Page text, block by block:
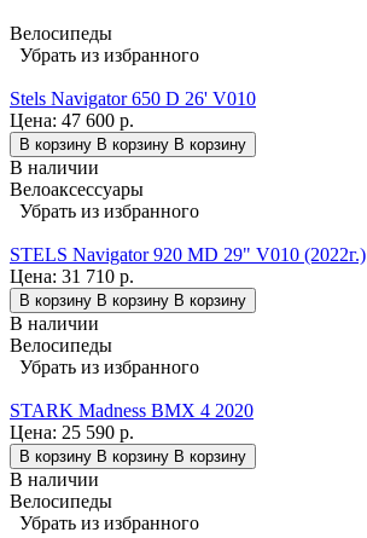
Велосипеды
Убрать из избранного
Stels Navigator 650 D 26' V010
Цена: 47 600 р.
В корзину В корзину В корзину
В наличии
Велоаксессуары
Убрать из избранного
STELS Navigator 920 MD 29" V010 (2022г.)
Цена: 31 710 р.
В корзину В корзину В корзину
В наличии
Велосипеды
Убрать из избранного
STARK Madness BMX 4 2020
Цена: 25 590 р.
В корзину В корзину В корзину
В наличии
Велосипеды
Убрать из избранного